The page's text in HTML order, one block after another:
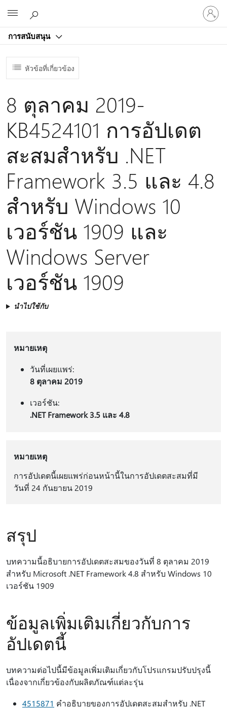
การสนับสนุน
ลงชื่อ
เข้า
บัญชี
หัวข้อที่เกี่ยวข้อง
8 ตุลาคม 2019-
KB4524101 การอัปเดต
สะสมสําหรับ .NET
Framework 3.5 และ 4.8
สําหรับ Windows 10
เวอร์ชัน 1909 และ
Windows Server
เวอร์ชัน 1909
นำไปใช้กับ
หมายเหตุ
วันที่เผยแพร่:
8 ตุลาคม 2019
เวอร์ชัน:
.NET Framework 3.5 และ 4.8
หมายเหตุ
การอัปเดตนี้เผยแพร่ก่อนหน้านี้ในการอัปเดตสะสมที่มี
วันที่ 24 กันยายน 2019
สรุป
บทความนี้อธิบายการอัปเดตสะสมของวันที่ 8 ตุลาคม 2019
สําหรับ Microsoft .NET Framework 4.8 สําหรับ Windows 10
เวอร์ชัน 1909
ข้อมูลเพิ่มเติมเกี่ยวกับการ
อัปเดตนี้
บทความต่อไปนี้มีข้อมูลเพิ่มเติมเกี่ยวกับโปรแกรมปรับปรุงนี้
เนื่องจากเกี่ยวข้องกับผลิตภัณฑ์แต่ละรุ่น
4515871 คําอธิบายของการอัปเดตสะสมสําหรับ .NET